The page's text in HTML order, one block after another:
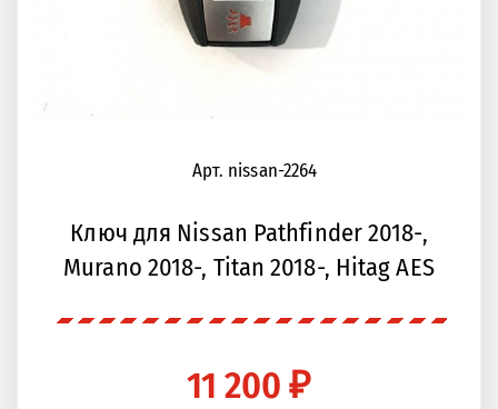
Арт. nissan-2264
Ключ для Nissan Pathfinder 2018-,
Murano 2018-, Titan 2018-, Hitag AES
11 200 ₽